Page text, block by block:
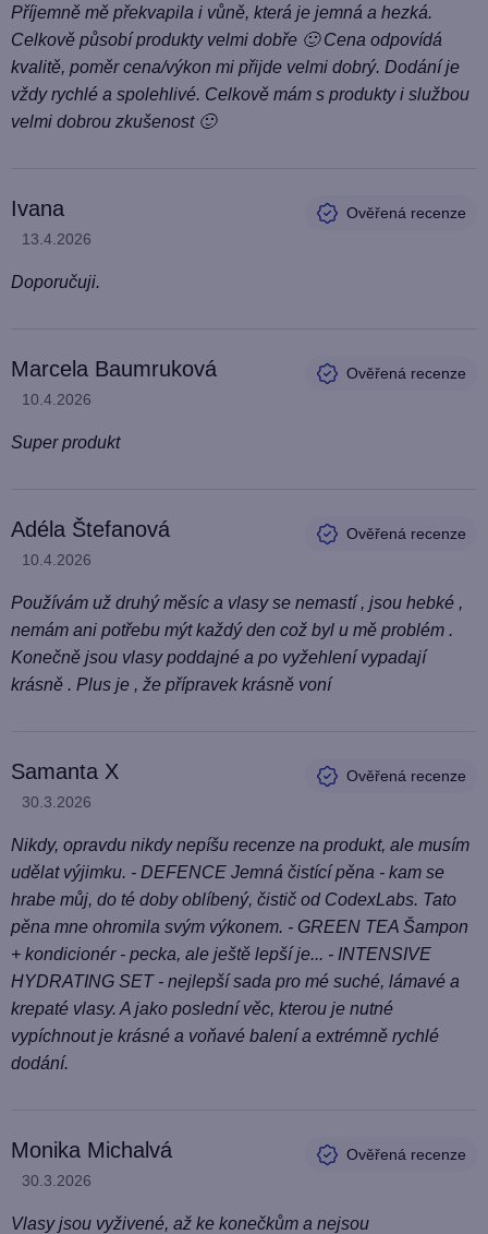
Příjemně mě překvapila i vůně, která je jemná a hezká.
Celkově působí produkty velmi dobře 🙂 Cena odpovídá
kvalitě, poměr cena/výkon mi přijde velmi dobrý. Dodání je
vždy rychlé a spolehlivé. Celkově mám s produkty i službou
velmi dobrou zkušenost 🙂
Ivana
Hodnocení produktu je 5 z 5 hvězdiček.
13.4.2026
Doporučuji.
Marcela Baumruková
Hodnocení produktu je 5 z 5 hvězdiček.
10.4.2026
Super produkt
Adéla Štefanová
Hodnocení produktu je 5 z 5 hvězdiček.
10.4.2026
Používám už druhý měsíc a vlasy se nemastí , jsou hebké ,
nemám ani potřebu mýt každý den což byl u mě problém .
Konečně jsou vlasy poddajné a po vyžehlení vypadají
krásně . Plus je , že přípravek krásně voní
Samanta X
Hodnocení produktu je 5 z 5 hvězdiček.
30.3.2026
Nikdy, opravdu nikdy nepíšu recenze na produkt, ale musím
udělat výjimku. - DEFENCE Jemná čistící pěna - kam se
hrabe můj, do té doby oblíbený, čistič od CodexLabs. Tato
pěna mne ohromila svým výkonem. - GREEN TEA Šampon
+ kondicionér - pecka, ale ještě lepší je... - INTENSIVE
HYDRATING SET - nejlepší sada pro mé suché, lámavé a
krepaté vlasy. A jako poslední věc, kterou je nutné
vypíchnout je krásné a voňavé balení a extrémně rychlé
dodání.
Monika Michalvá
Hodnocení produktu je 5 z 5 hvězdiček.
30.3.2026
Vlasy jsou vyživené, až ke konečkům a nejsou